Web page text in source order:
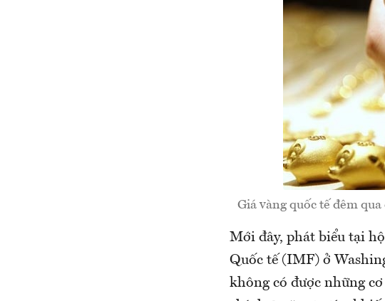
Giá vàng quốc tế đêm
Mới đây, phát biểu tại
Quốc tế (IMF) ở
không có được những